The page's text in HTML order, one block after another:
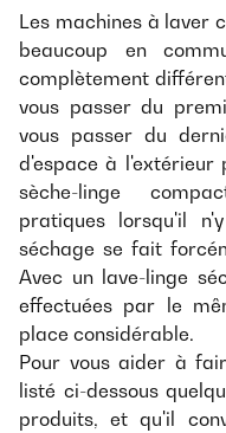
Les machines à laver
beaucoup en
complètement
vous passer du
vous passer du
d'espace à l'extérieur
sèche-linge
pratiques lorsqu'il
séchage se fait
Avec un lave-linge
effectuées par le
place considérable.
Pour vous aider à
listé ci-dessous
produits, et qu'il